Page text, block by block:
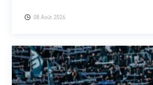
08 Août 2026